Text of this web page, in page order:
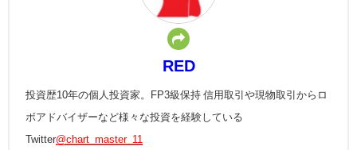
RED
投資歴10年の個人投資家。FP3級保持 信用取引や現物取引からロ
ボアドバイザーなど様々な投資を経験している
Twitter@chart_master_11